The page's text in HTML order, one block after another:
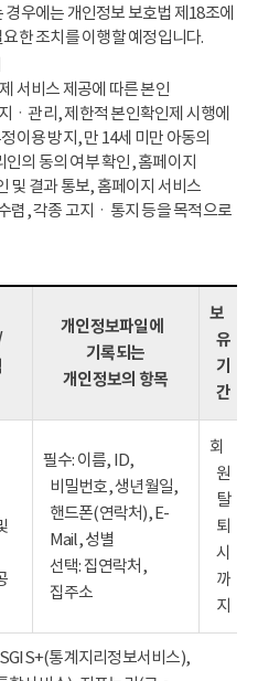
우에는 개인정보 보호법 제18조에
한 조치를 이행할 예정입니다.
서비스 제공에 따른 본인
ㆍ관리, 제한적 본인확인제 시행에
이용 방지, 만 14세 미만 아동의
의 동의 여부 확인, 홈페이지
및 결과 통보, 홈페이지 서비스
렴, 각종 고지ㆍ통지 등을 목적으로
개인정보파일에
기록되는
개인정보의 항목
보
유
기
간
필수: 이름, ID,
비밀번호, 생년월일,
핸드폰(연락처), E-
Mail, 성별
선택: 집연락처,
집주소
회
원
탈
퇴
시
까
지
통계지리정보서비스),